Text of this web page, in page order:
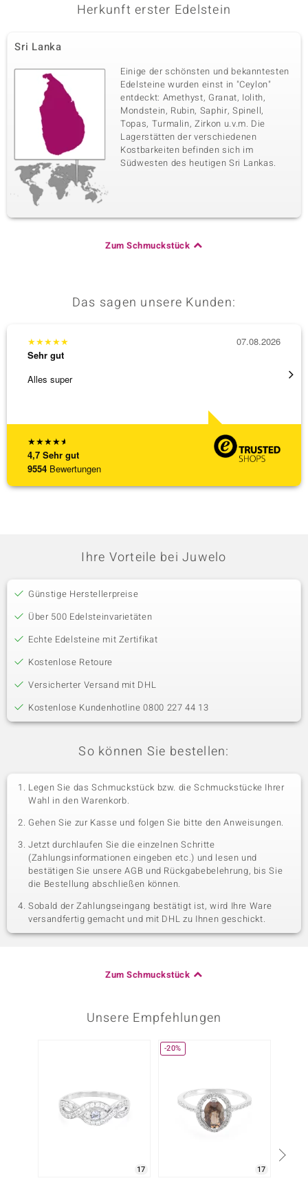
Herkunft erster Edelstein
Sri Lanka
Einige der schönsten und bekanntesten
Edelsteine wurden einst in "Ceylon"
entdeckt: Amethyst, Granat, Iolith,
Mondstein, Rubin, Saphir, Spinell,
Topas, Turmalin, Zirkon u.v.m. Die
Lagerstätten der verschiedenen
Kostbarkeiten befinden sich im
Südwesten des heutigen Sri Lankas.
Zum Schmuckstück
Das sagen unsere Kunden:
★★★★★
4,7 Sehr gut
9554 Bewertungen
★★★★★
Sehr gut
Alles super
07.08.2026
Ihre Vorteile bei Juwelo
Günstige Herstellerpreise
Über 500 Edelsteinvarietäten
Echte Edelsteine mit Zertifikat
Kostenlose Retoure
Versicherter Versand mit DHL
Kostenlose Kundenhotline 0800 227 44 13
So können Sie bestellen:
Legen Sie das Schmuckstück bzw. die Schmuckstücke Ihrer
Wahl in den Warenkorb.
Gehen Sie zur Kasse und folgen Sie bitte den Anweisungen.
Jetzt durchlaufen Sie die einzelnen Schritte
(Zahlungsinformationen eingeben etc.) und lesen und
bestätigen Sie unsere AGB und Rückgabebelehrung, bis Sie
die Bestellung abschließen können.
Sobald der Zahlungseingang bestätigt ist, wird Ihre Ware
versandfertig gemacht und mit DHL zu Ihnen geschickt.
Zum Schmuckstück
Unsere Empfehlungen
17
-20%
17